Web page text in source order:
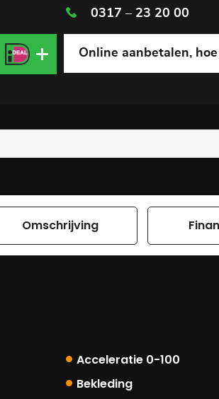
0317 – 23 20 00
Online aanbetalen,
Omschrijving
Acceleratie 0-100
Bekleding